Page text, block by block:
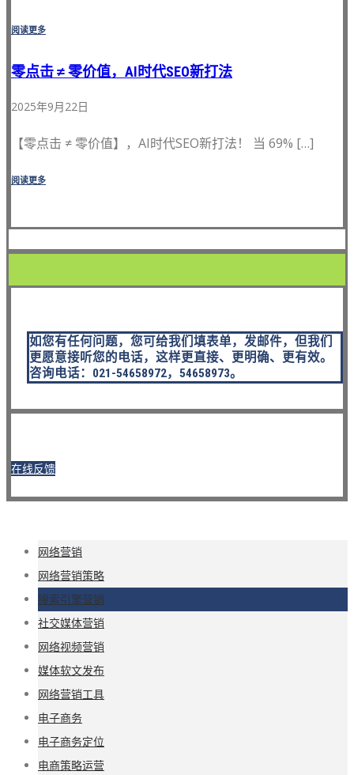
阅读更多
零点击 ≠ 零价值，AI时代SEO新打法
2025年9月22日
【零点击 ≠ 零价值】，AI时代SEO新打法！ 当 69% […]
阅读更多
如您有任何问题，您可给我们填表单，发邮件，但我们
更愿意接听您的电话，这样更直接、更明确、更有效。
咨询电话：021-54658972，54658973。
在线反馈
网络营销
网络营销策略
搜索引擎营销
社交媒体营销
网络视频营销
媒体软文发布
网络营销工具
电子商务
电子商务定位
电商策略运营